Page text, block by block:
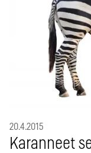
20.4.2015
Karanneet